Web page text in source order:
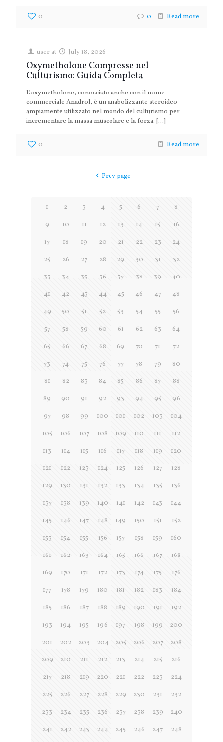
0 0 Read more
user at July 18, 2026
Oxymetholone Compresse nel
Culturismo: Guida Completa
L’oxymetholone, conosciuto anche con il nome
commerciale Anadrol, è un anabolizzante steroideo
ampiamente utilizzato nel mondo del culturismo per
incrementare la massa muscolare e la forza. […]
0 Read more
Prev page
1 2 3 4 5 6 7
8
9
10 11 12 13 14 15
16
17
18 19 20 21 22 23
24
25
26 27 28 29 30 31
32
33
34 35 36 37 38 39
40
41
42 43 44 45 46 47
48
49
50 51 52 53 54 55
56
57
58 59 60 61 62 63
64
65
66 67 68 69 70 71
72
73
74 75 76 77 78 79
80
81
82 83 84 85 86 87
88
89
90 91 92 93 94 95
96
97
98 99 100 101 102 103
104
105
106 107 108 109 110 111
112
113
114 115 116 117 118 119
120
121
122 123 124 125 126 127
128
129
130 131 132 133 134 135
136
137
138 139 140 141 142 143
144
145
146 147 148 149 150 151
152
153
154 155 156 157 158 159
160
161
162 163 164 165 166 167
168
169
170 171 172 173 174 175
176
177
178 179 180 181 182 183
184
185
186 187 188 189 190 191
192
193
194 195 196 197 198 199
200
201
202 203 204 205 206 207
208
209
210 211 212 213 214 215
216
217
218 219 220 221 222 223
224
225
226 227 228 229 230 231
232
233
234 235 236 237 238 239
240
241
242 243 244 245 246 247
248